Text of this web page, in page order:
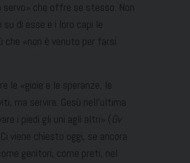
che offre se stesso. Non
di esse e i loro capi le
che «non è venuto per farsi
le «gioie e le speranze, le
ma servire. Gesù nell’ultima
i piedi gli uni agli altri» ( Gv
viene chiesto oggi, se ancora
genitori, come preti, nel